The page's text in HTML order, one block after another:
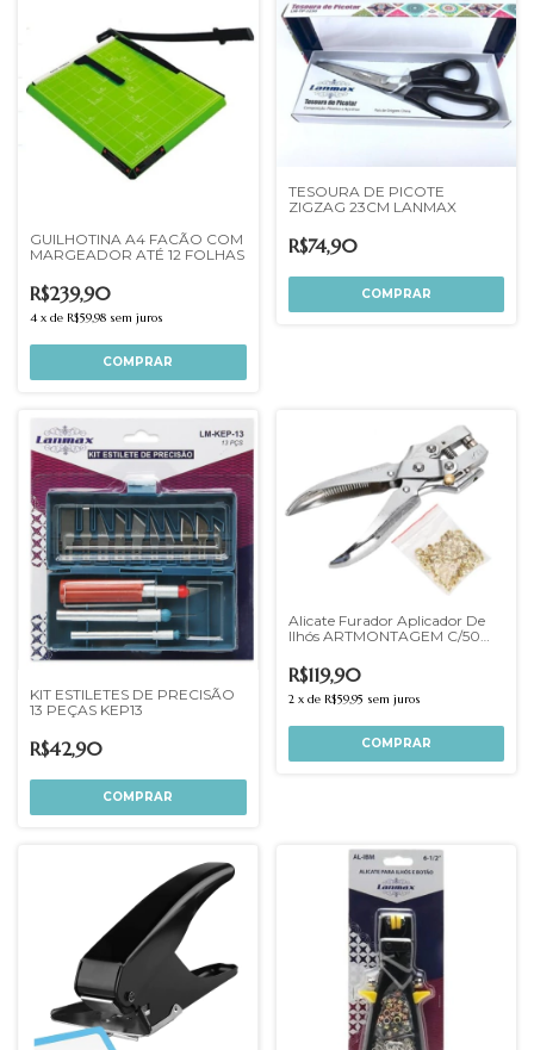
GUILHOTINA A4 FACÃO COM
MARGEADOR ATÉ 12 FOLHAS
R$239,90
4 x de R$59,98 sem juros
TESOURA DE PICOTE
ZIGZAG 23CM LANMAX
R$74,90
KIT ESTILETES DE PRECISÃO
13 PEÇAS KEP13
R$42,90
Alicate Furador Aplicador De
Ilhós ARTMONTAGEM C/50
R$119,90
2 x de R$59,95 sem juros